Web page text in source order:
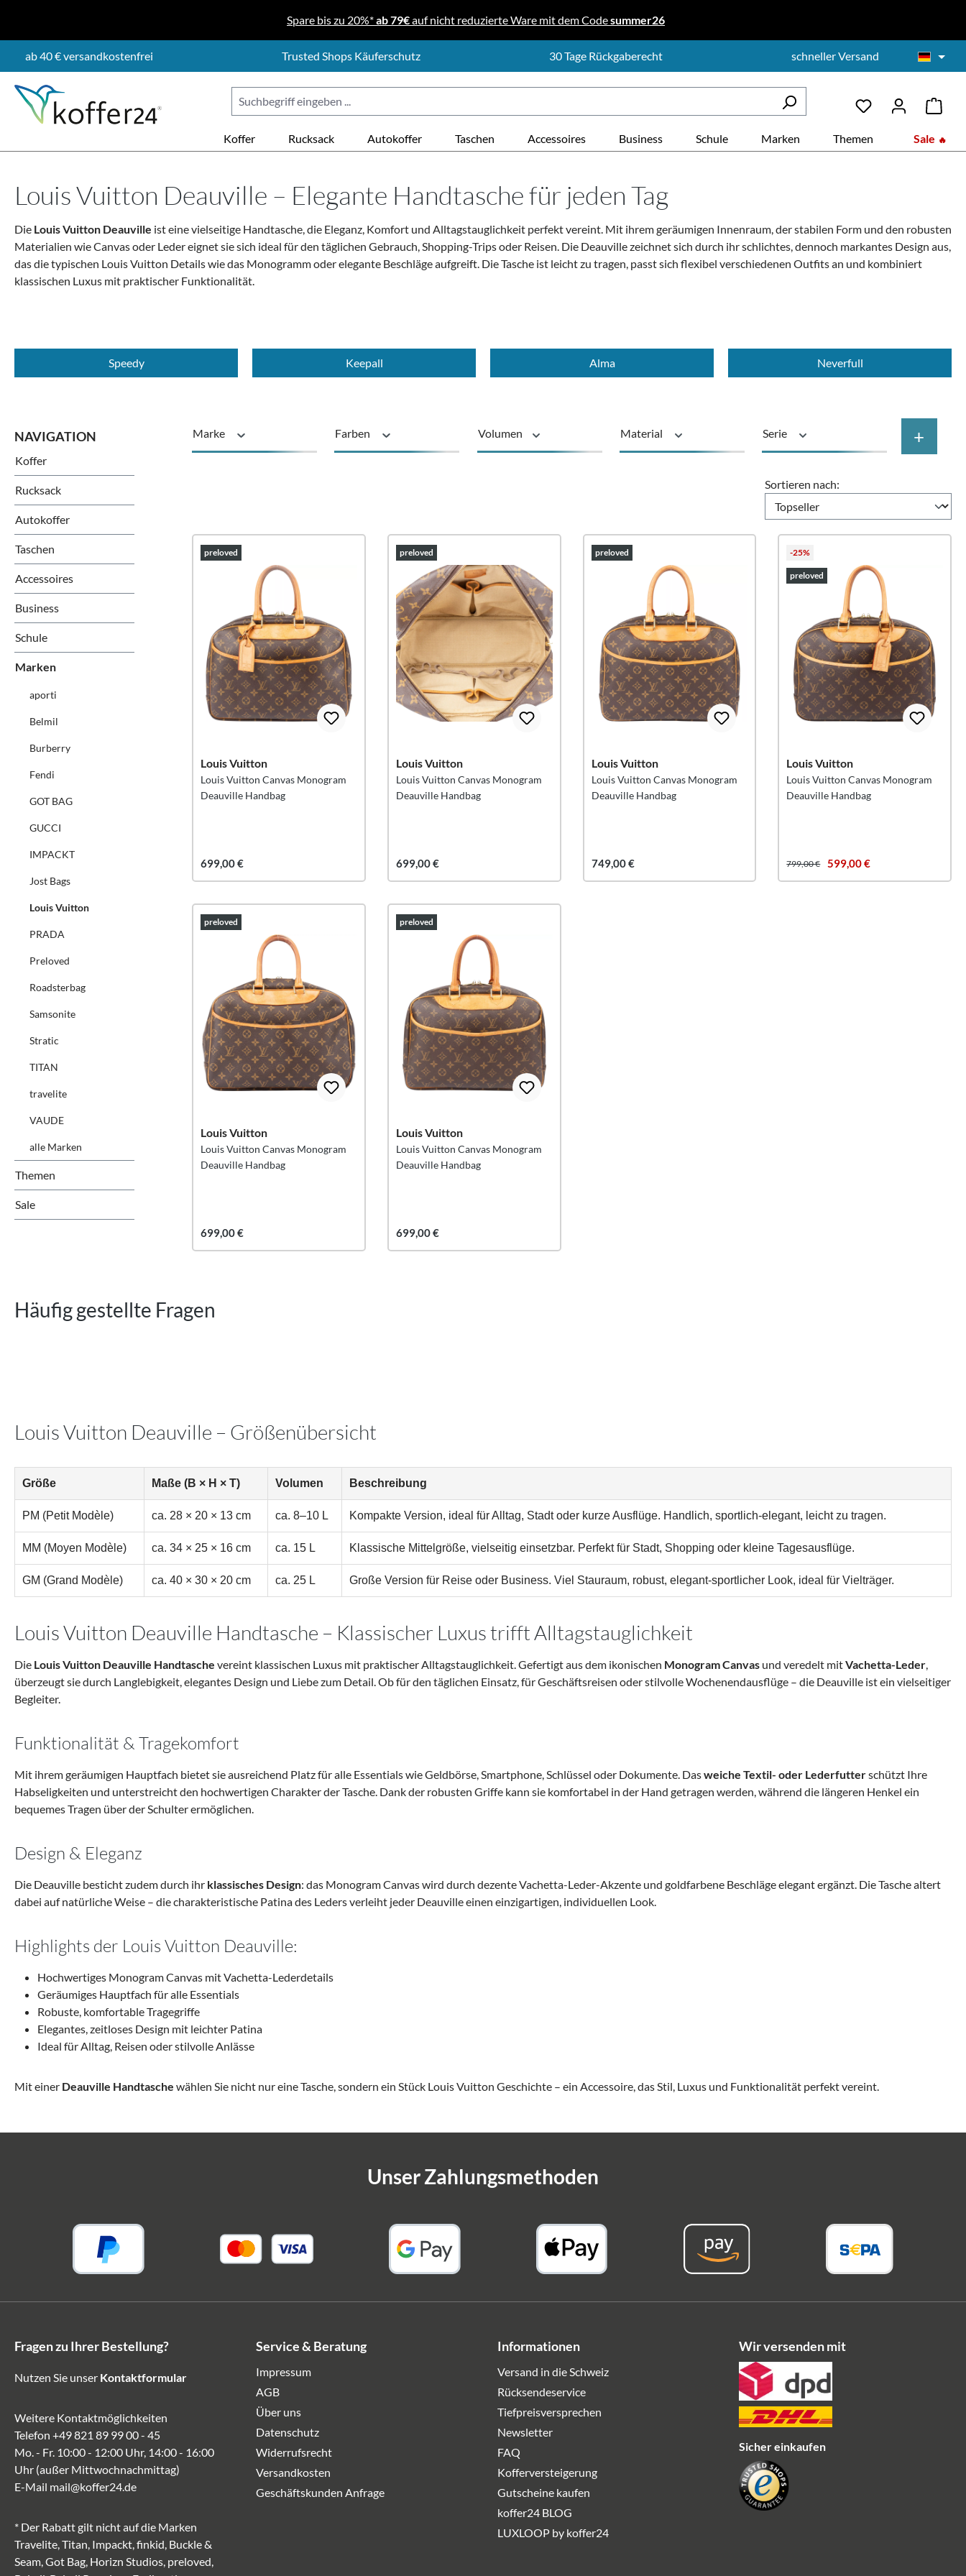
Spare bis zu 20%*ab 79€auf nicht reduzierte Ware mit dem Codesummer26
ab 40 € versandkostenfrei Trusted Shops Käuferschutz 30 Tage Rückgaberecht schneller Versand
Koffer Rucksack Autokoffer Taschen Accessoires Business Schule Marken Themen Sale
Louis Vuitton Deauville – Elegante Handtasche für jeden Tag
Die Louis Vuitton Deauville ist eine vielseitige Handtasche, die Eleganz, Komfort und Alltagstauglichkeit perfekt vereint. Mit ihrem geräumigen Innenraum, der stabilen Form und den robusten
Materialien wie Canvas oder Leder eignet sie sich ideal für den täglichen Gebrauch, Shopping-Trips oder Reisen. Die Deauville zeichnet sich durch ihr schlichtes, dennoch markantes Design aus,
das die typischen Louis Vuitton Details wie das Monogramm oder elegante Beschläge aufgreift. Die Tasche ist leicht zu tragen, passt sich flexibel verschiedenen Outfits an und kombiniert
klassischen Luxus mit praktischer Funktionalität.
Speedy Keepall Alma Neverfull
Koffer
Rucksack
Autokoffer
Taschen
Accessoires
Business
Schule
Marken
aporti
Belmil
Burberry
Fendi
GOT BAG
GUCCI
IMPACKT
Jost Bags
Louis Vuitton
PRADA
Preloved
Roadsterbag
Samsonite
Stratic
TITAN
travelite
VAUDE
alle Marken
Themen
Sale
Marke Farben Volumen Material Serie +
Sortieren nach:
preloved
Louis Vuitton
Louis Vuitton Canvas Monogram
Deauville Handbag
699,00 €
preloved
Louis Vuitton
Louis Vuitton Canvas Monogram
Deauville Handbag
699,00 €
preloved
Louis Vuitton
Louis Vuitton Canvas Monogram
Deauville Handbag
749,00 €
-25%
preloved
Louis Vuitton
Louis Vuitton Canvas Monogram
Deauville Handbag
799,00 € 599,00 €
preloved
Louis Vuitton
Louis Vuitton Canvas Monogram
Deauville Handbag
699,00 €
preloved
Louis Vuitton
Louis Vuitton Canvas Monogram
Deauville Handbag
699,00 €
Häufig gestellte Fragen
Louis Vuitton Deauville – Größenübersicht
Größe Maße (B × H × T) Volumen Beschreibung
PM (Petit Modèle) ca. 28 × 20 × 13 cm ca. 8–10 L Kompakte Version, ideal für Alltag, Stadt oder kurze Ausflüge. Handlich, sportlich-elegant, leicht zu tragen.
MM (Moyen Modèle) ca. 34 × 25 × 16 cm ca. 15 L Klassische Mittelgröße, vielseitig einsetzbar. Perfekt für Stadt, Shopping oder kleine Tagesausflüge.
GM (Grand Modèle) ca. 40 × 30 × 20 cm ca. 25 L Große Version für Reise oder Business. Viel Stauraum, robust, elegant-sportlicher Look, ideal für Vielträger.
Louis Vuitton Deauville Handtasche – Klassischer Luxus trifft Alltagstauglichkeit
Die Louis Vuitton Deauville Handtasche vereint klassischen Luxus mit praktischer Alltagstauglichkeit. Gefertigt aus dem ikonischen Monogram Canvas und veredelt mitVachetta-Leder,
überzeugt sie durch Langlebigkeit, elegantes Design und Liebe zum Detail. Ob für den täglichen Einsatz, für Geschäftsreisen oder stilvolle Wochenendausflüge – die Deauville ist ein vielseitiger
Begleiter.
Funktionalität & Tragekomfort
Mit ihrem geräumigen Hauptfach bietet sie ausreichend Platz für alle Essentials wie Geldbörse, Smartphone, Schlüssel oder Dokumente. Dasweiche Textil- oder Lederfutterschützt Ihre
Habseligkeiten und unterstreicht den hochwertigen Charakter der Tasche. Dank der robusten Griffe kann sie komfortabel in der Hand getragen werden, während die längeren Henkel ein
bequemes Tragen über der Schulter ermöglichen.
Design & Eleganz
Die Deauville besticht zudem durch ihr klassisches Design: das Monogram Canvas wird durch dezente Vachetta-Leder-Akzente und goldfarbene Beschläge elegant ergänzt. Die Tasche altert
dabei auf natürliche Weise – die charakteristische Patina des Leders verleiht jeder Deauville einen einzigartigen, individuellen Look.
Highlights der Louis Vuitton Deauville:
Hochwertiges Monogram Canvas mit Vachetta-Lederdetails
Geräumiges Hauptfach für alle Essentials
Robuste, komfortable Tragegriffe
Elegantes, zeitloses Design mit leichter Patina
Ideal für Alltag, Reisen oder stilvolle Anlässe
Mit einer Deauville Handtasche wählen Sie nicht nur eine Tasche, sondern ein Stück Louis Vuitton Geschichte – ein Accessoire, das Stil, Luxus und Funktionalität perfekt vereint.
Unser Zahlungsmethoden
Fragen zu Ihrer Bestellung?
Nutzen Sie unser Kontaktformular
Weitere Kontaktmöglichkeiten
Telefon +49 821 89 99 00 - 45
Mo. - Fr. 10:00 - 12:00 Uhr, 14:00 - 16:00
Uhr (außer Mittwochnachmittag)
E-Mail mail@koffer24.de
* Der Rabatt gilt nicht auf die Marken
Travelite, Titan, Impackt, finkid, Buckle &
Seam, Got Bag, Horizn Studios, preloved,
Service & Beratung
Impressum
AGB
Über uns
Datenschutz
Widerrufsrecht
Versandkosten
Geschäftskunden Anfrage
Informationen
Versand in die Schweiz
Rücksendeservice
Tiefpreisversprechen
Newsletter
FAQ
Kofferversteigerung
Gutscheine kaufen
koffer24 BLOG
LUXLOOP by koffer24
Wir versenden mit
Sicher einkaufen